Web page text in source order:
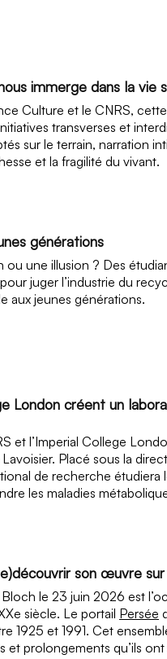
immerge dans la vie
Culture et le CNRS,
transverses et
sur le terrain, narration
et la fragilité du vivant.
générations
une illusion ? Des
juger l’industrie du
aux jeunes générations.
London créent un
et l’Imperial College
Placé sous la
de recherche étudiera
les maladies
son œuvre
le 23 juin 2026 est
siècle. Le portail Persée
1925 et 1991. Cet
et prolongements qu’ils